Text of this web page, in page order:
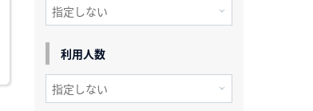
利用人数